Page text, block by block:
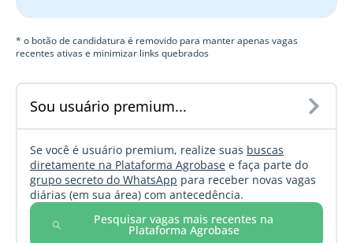
* o botão de candidatura é removido para manter apenas vagas
recentes ativas e minimizar links quebrados
Sou usuário premium...
Se você é usuário premium, realize suas buscas
diretamente na Plataforma Agrobase e faça parte do
grupo secreto do WhatsApp para receber novas vagas
diárias (em sua área) com antecedência.
Pesquisar vagas mais recentes na
Plataforma Agrobase